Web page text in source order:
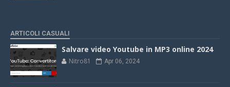
ARTICOLI CASUALI
Salvare video Youtube in MP3 online 2024
Nitro81 Apr 06, 2024